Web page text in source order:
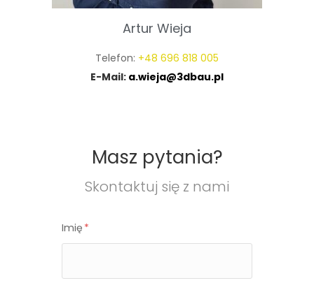
Artur Wieja
Telefon: +48 696 818 005
E-Mail: a.wieja@3dbau.pl
Masz pytania?
Skontaktuj się z nami
Imię *